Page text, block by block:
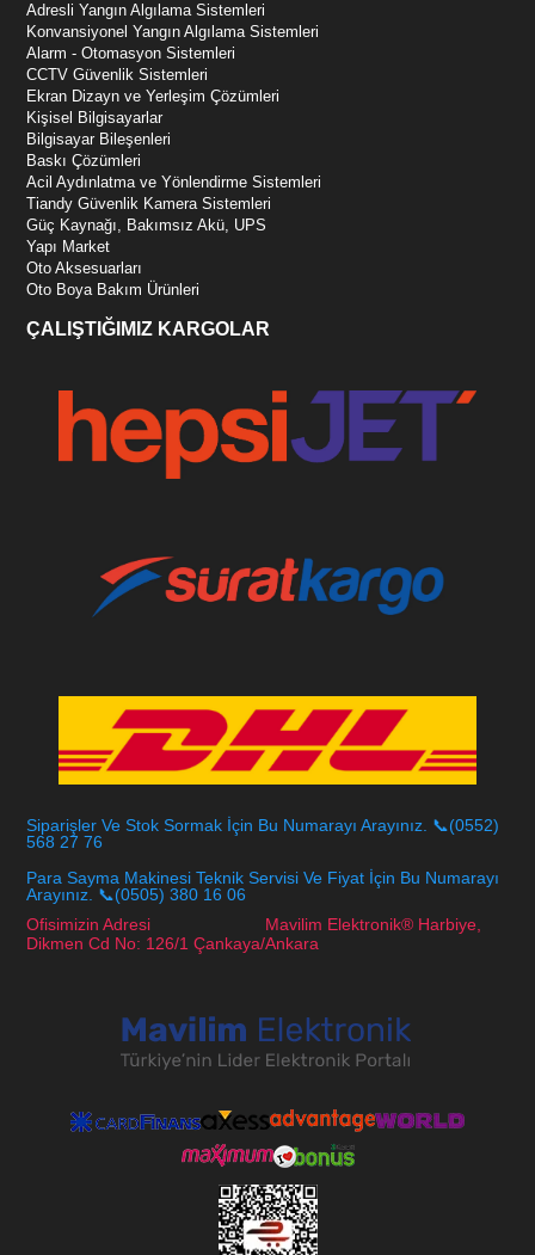
Adresli Yangın Algılama Sistemleri
Konvansiyonel Yangın Algılama Sistemleri
Alarm - Otomasyon Sistemleri
CCTV Güvenlik Sistemleri
Ekran Dizayn ve Yerleşim Çözümleri
Kişisel Bilgisayarlar
Bilgisayar Bileşenleri
Baskı Çözümleri
Acil Aydınlatma ve Yönlendirme Sistemleri
Tiandy Güvenlik Kamera Sistemleri
Güç Kaynağı, Bakımsız Akü, UPS
Yapı Market
Oto Aksesuarları
Oto Boya Bakım Ürünleri
ÇALIŞTIĞIMIZ KARGOLAR
Siparişler Ve Stok Sormak İçin Bu Numarayı Arayınız. 📞(0552)
568 27 76
Para Sayma Makinesi Teknik Servisi Ve Fiyat İçin Bu Numarayı
Arayınız. 📞(0505) 380 16 06
Ofisimizin Adresi Mavilim Elektronik® Harbiye,
Dikmen Cd No: 126/1 Çankaya/Ankara